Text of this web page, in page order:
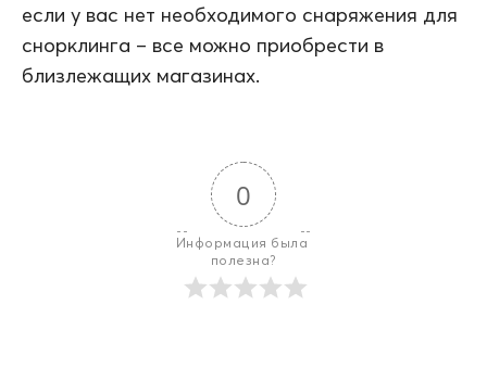
если у вас нет необходимого снаряжения для
снорклинга – все можно приобрести в
близлежащих магазинах.
0
Информация была
полезна?